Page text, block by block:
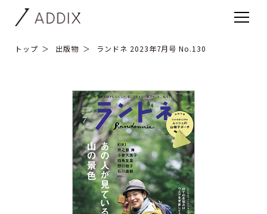
トップ 出版物 ランドネ 2023年7月号 No.130